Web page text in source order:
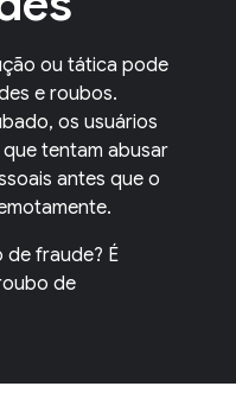
ou tática pode
e roubos.
os usuários
tentam abusar
antes que o
de fraude? É
de